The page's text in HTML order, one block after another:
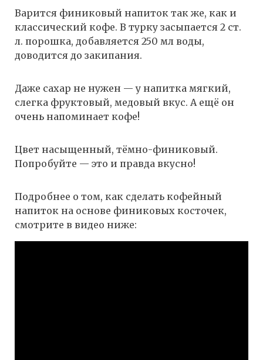
Варится финиковый напиток так же, как и
классический кофе. В турку засыпается 2 ст.
л. порошка, добавляется 250 мл воды,
доводится до закипания.
Даже сахар не нужен — у напитка мягкий,
слегка фруктовый, медовый вкус. А ещё он
очень напоминает кофе!
Цвет насыщенный, тёмно-финиковый.
Попробуйте — это и правда вкусно!
Подробнее о том, как сделать кофейный
напиток на основе финиковых косточек,
смотрите в видео ниже: